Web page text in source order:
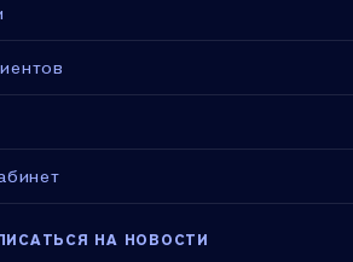
НА НОВОСТИ